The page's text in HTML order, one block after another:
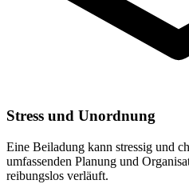
Stress und Unordnung
Eine Beiladung kann stressig und
umfassenden Planung und
reibungslos verläuft.